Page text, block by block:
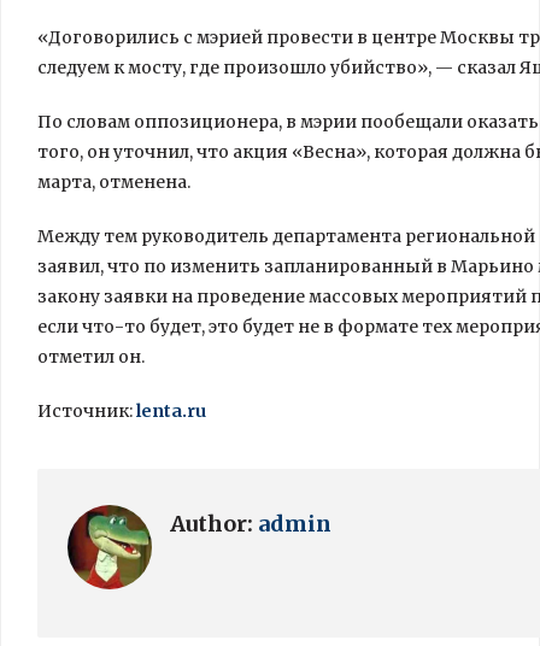
«Договорились с мэрией провести в центре Москвы
следуем к мосту, где произошло убийство», — сказал
По словам оппозиционера, в мэрии пообещали
того, он уточнил, что акция «Весна», которая должна
марта, отменена.
Между тем руководитель департамента
заявил, что по изменить запланированный в
закону заявки на проведение массовых мероприятий
если что-то будет, это будет не в формате тех
отметил он.
Источник:lenta.ru
Author: admin